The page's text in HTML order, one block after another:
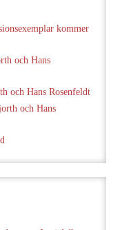
kommer
och Hans
och Hans Rosenfeldt
och Hans